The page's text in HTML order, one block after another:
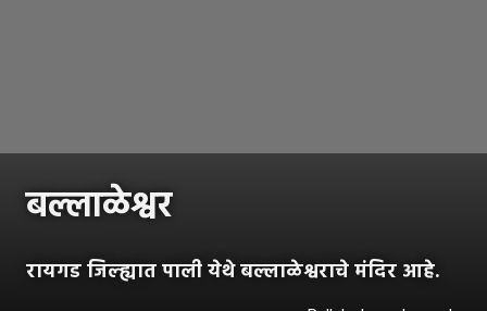
बल्लाळेश्वर
रायगड जिल्ह्यात पाली येथे बल्लाळेश्वराचे मंदिर आहे.